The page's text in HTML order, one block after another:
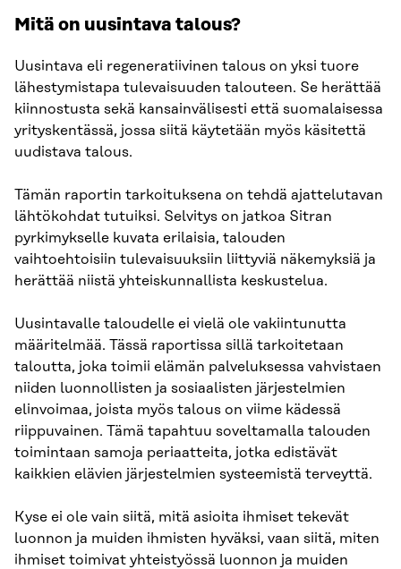
Mitä on uusintava talous?
Uusintava eli regeneratiivinen talous on yksi tuore
lähestymistapa tulevaisuuden talouteen. Se herättää
kiinnostusta sekä kansainvälisesti että suomalaisessa
yrityskentässä, jossa siitä käytetään myös käsitettä
uudistava talous.
Tämän raportin tarkoituksena on tehdä ajattelutavan
lähtökohdat tutuiksi. Selvitys on jatkoa Sitran
pyrkimykselle kuvata erilaisia, talouden
vaihtoehtoisiin tulevaisuuksiin liittyviä näkemyksiä ja
herättää niistä yhteiskunnallista keskustelua.
Uusintavalle taloudelle ei vielä ole vakiintunutta
määritelmää. Tässä raportissa sillä tarkoitetaan
taloutta, joka toimii elämän palveluksessa vahvistaen
niiden luonnollisten ja sosiaalisten järjestelmien
elinvoimaa, joista myös talous on viime kädessä
riippuvainen. Tämä tapahtuu soveltamalla talouden
toimintaan samoja periaatteita, jotka edistävät
kaikkien elävien järjestelmien systeemistä terveyttä.
Kyse ei ole vain siitä, mitä asioita ihmiset tekevät
luonnon ja muiden ihmisten hyväksi, vaan siitä, miten
ihmiset toimivat yhteistyössä luonnon ja muiden